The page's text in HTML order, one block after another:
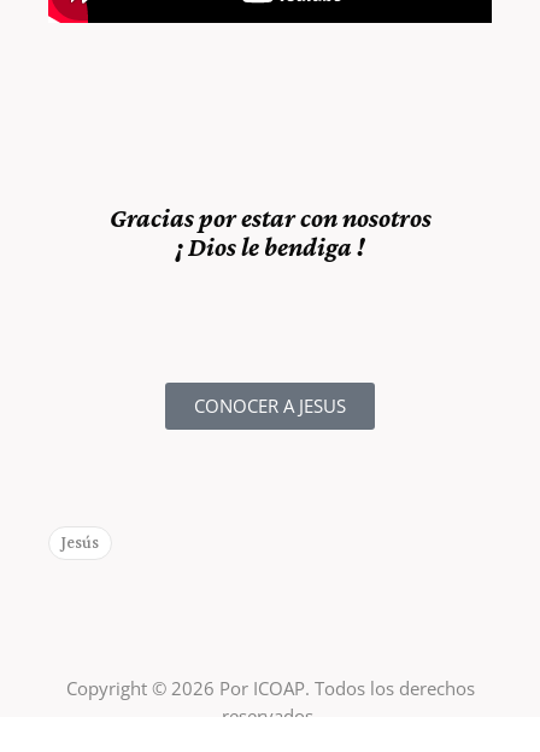
Gracias por estar con nosotros
¡ Dios le bendiga !
CONOCER A JESUS
Jesús
Copyright © 2026 Por ICOAP. Todos los derechos
reservados.